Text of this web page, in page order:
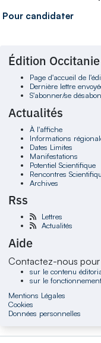
Pour candidater
Édition
Page d'accueil de
Dernière lettre
S'abonner/se
Actualités
À l'affiche
Informations
Dates Limites
Manifestations
Potentiel Scientifique
Rencontres
Archives
Rss
Lettres
Actualités
Aide
Contactez-nous
sur le contenu
sur le
Mentions Légales
Cookies
Données personnelles